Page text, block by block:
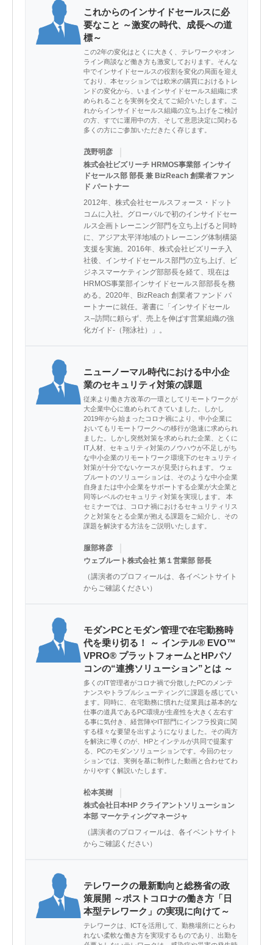
これからのインサイドセールスに必
要なこと ～激変の時代、成長への道
標～
この2年の変化はとくに大きく、テレワークやオン
ライン商談など働き方も激変しております。そんな
中でインサイドセールスの役割を変化の局面を迎え
ており、本セッションでは欧米の購買におけるトレ
ンドの変化から、いまインサイドセールス組織に求
められることを実例を交えてご紹介いたします。こ
れからインサイドセールス組織の立ち上げをご検討
の方、すでに運用中の方、そして意思決定に関わる
多くの方にご参加いただきたく存じます。
茂野明彦
株式会社ビズリーチ HRMOS事業部 インサイ
ドセールス部 部長 兼 BizReach 創業者ファン
ド パートナー
2012年、株式会社セールスフォース・ドット
コムに⼊社。グローバルで初のインサイドセー
ルス企画トレーニング部⾨を⽴ち上げると同時
に、アジア太平洋地域のトレーニング体制構築
⽀援を実施。2016年、株式会社ビズリーチ⼊
社後、インサイドセールス部⾨の⽴ち上げ、ビ
ジネスマーケティング部部⻑を経て、現在は
HRMOS事業部インサイドセールス部部⻑を務
める。2020年、BizReach 創業者ファンド パ
ートナーに就任。著書に「インサイドセール
ス–訪問に頼らず、売上を伸ばす営業組織の強
化ガイド-（翔泳社）」。
ニューノーマル時代における中小企
業のセキュリティ対策の課題
従来より働き方改革の一環としてリモートワークが
大企業中心に進められてきていました。しかし
2019年から始まったコロナ禍により、中小企業に
おいてもリモートワークへの移行が急速に求められ
ました。しかし突然対策を求められた企業、とくに
IT人材、セキュリティ対策のノウハウが不足しがち
な中小企業のリモートワーク環境下のセキュリティ
対策が十分でないケースが見受けられます。 ウェ
ブルートのソリューションは、そのような中小企業
自身または中小企業をサポートする企業が大企業と
同等レベルのセキュリティ対策を実現します。 本
セミナーでは、コロナ禍におけるセキュリティリス
クと対策をとる企業が抱える課題をご紹介し、その
課題を解決する方法をご説明いたします。
服部将彦
ウェブルート株式会社 第１営業部 部長
（講演者のプロフィールは、各イベントサイト
からご確認ください）
モダンPCとモダン管理で在宅勤務時
代を乗り切る！ ～ インテル® EVO™
VPRO® プラットフォームとHPパソ
コンの“連携ソリューション”とは ～
多くのIT管理者がコロナ禍で分散したPCのメンテ
ナンスやトラブルシューティングに課題を感じてい
ます。同時に、在宅勤務に慣れた従業員は基本的な
仕事の道具であるPC環境が生産性を大きく左右す
る事に気付き、経営陣やIT部門にインフラ投資に関
する様々な要望を出すようになりました。その両方
を解決に導くのが、HPとインテルが共同で提案す
る、PCのモダンソリューションです。今回のセッ
ションでは、実例を基に制作した動画と合わせてわ
かりやすく解説いたします。
松本英樹
株式会社日本HP クライアントソリューション
本部 マーケティングマネージャ
（講演者のプロフィールは、各イベントサイト
からご確認ください）
テレワークの最新動向と総務省の政
策展開 ～ポストコロナの働き方「日
本型テレワーク」の実現に向けて～
テレワークは、ICTを活用して、勤務場所にとらわ
れない柔軟な働き方を実現するものであり、出勤を